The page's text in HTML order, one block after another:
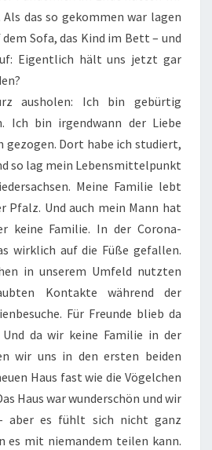
das so gekommen war lagen
Sofa, das Kind im Bett – und
Eigentlich hält uns jetzt gar
ausholen: Ich bin gebürtig
Ich bin irgendwann der Liebe
gezogen. Dort habe ich studiert,
so lag mein Lebensmittelpunkt
Meine Familie lebt
Pfalz. Und auch mein Mann hat
keine Familie. In der Corona-
wirklich auf die Füße gefallen.
in unserem Umfeld nutzten
Kontakte während der
Für Freunde blieb da
da wir keine Familie in der
wir uns in den ersten beiden
Haus fast wie die Vögelchen
Haus war wunderschön und wir
aber es fühlt sich nicht ganz
es mit niemandem teilen kann.